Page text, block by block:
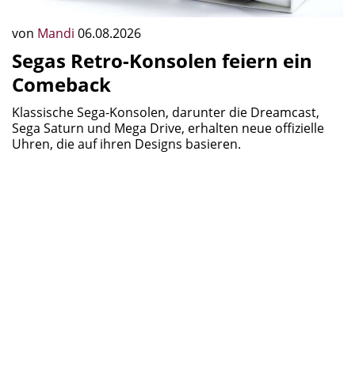
von Mandi 06.08.2026
Segas Retro-Konsolen feiern ein
Comeback
Klassische Sega-Konsolen, darunter die Dreamcast,
Sega Saturn und Mega Drive, erhalten neue offizielle
Uhren, die auf ihren Designs basieren.